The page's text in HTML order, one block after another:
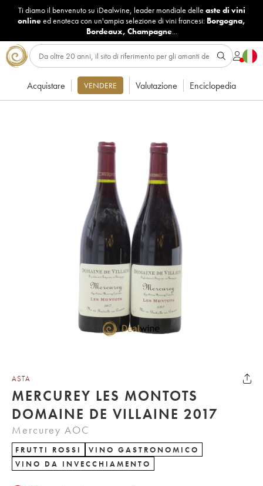
Ti diamo il benvenuto su iDealwine, leader mondiale delle aste di vini
onlineed enoteca con un'ampia selezione di vini francesi: Borgogna,
Bordeaux, Champagne...
Acquistare VENDERE Valutazione Enciclopedia
ASTA
MERCUREY LES MONTOTS
DOMAINE DE VILLAINE 2017
Mercurey AOC
FRUTTI ROSSI
VINO GASTRONOMICO
VINO DA INVECCHIAMENTO